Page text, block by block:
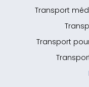
Transport
Transport